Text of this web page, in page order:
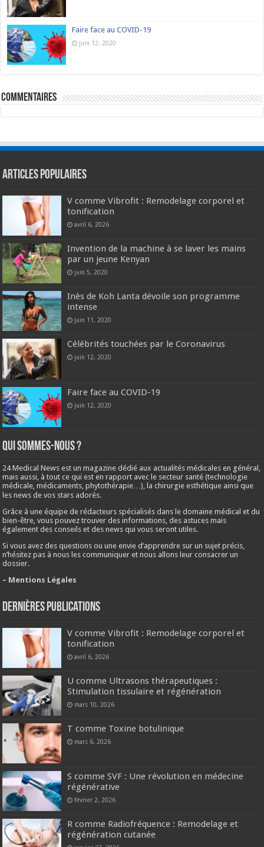
Faire face au COVID-19
juin 12, 2020
commentaires
Articles populaires
V comme Vibrofit : Remodelage corporel et
tonification
avril 6, 2026
Invention de la machine à se laver les mains
par un jeune Kenyan
juin 5, 2020
Inès de Koh Lanta dévoile son programme
intense
juin 11, 2020
Célébrités touchées par le Coronavirus
juin 12, 2020
Faire face au COVID-19
juin 12, 2020
Qui sommes-nous ?
24 Medical News est un magazine dédié aux actualités médicales en général,
mais aussi, à tout ce qui est en rapport avec le secteur santé (technologie
médicale, médicaments, phytothérapie…), la chirurgie esthétique ainsi que
les news de vos stars adorés.
Grâce à une équipe de rédacteurs spécialisés dans le domaine médical et du
bien-être, vous pouvez trouver des informations, des astuces mais
également des conseils et des news qui vous seront utiles.
Si vous avez des questions ou une envie d’apprendre sur un sujet précis,
n’hésitez pas à nous les communiquer et nous allons leur consacrer un
dossier.
– Mentions Légales
Dernières publications
V comme Vibrofit : Remodelage corporel et
tonification
avril 6, 2026
U comme Ultrasons thérapeutiques :
Stimulation tissulaire et régénération
mars 10, 2026
T comme Toxine botulinique
mars 6, 2026
S comme SVF : Une révolution en médecine
régénérative
février 2, 2026
R comme Radiofréquence : Remodelage et
régénération cutanée